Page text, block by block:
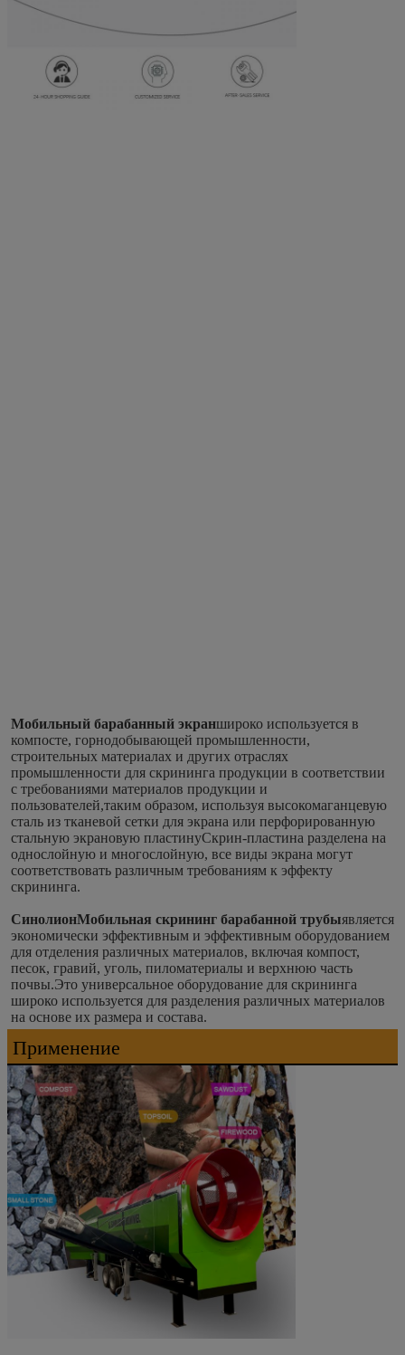
Мобильный барабанный экраншироко используется в
компосте, горнодобывающей промышленности,
строительных материалах и других отраслях
промышленности для скрининга продукции в соответствии
с требованиями материалов продукции и
пользователей,таким образом, используя высокомаганцевую
сталь из тканевой сетки для экрана или перфорированную
стальную экрановую пластинуСкрин-пластина разделена на
однослойную и многослойную, все виды экрана могут
соответствовать различным требованиям к эффекту
скрининга.
СинолионМобильная скрининг барабанной трубыявляется
экономически эффективным и эффективным оборудованием
для отделения различных материалов, включая компост,
песок, гравий, уголь, пиломатериалы и верхнюю часть
почвы.Это универсальное оборудование для скрининга
широко используется для разделения различных материалов
на основе их размера и состава.
Применение